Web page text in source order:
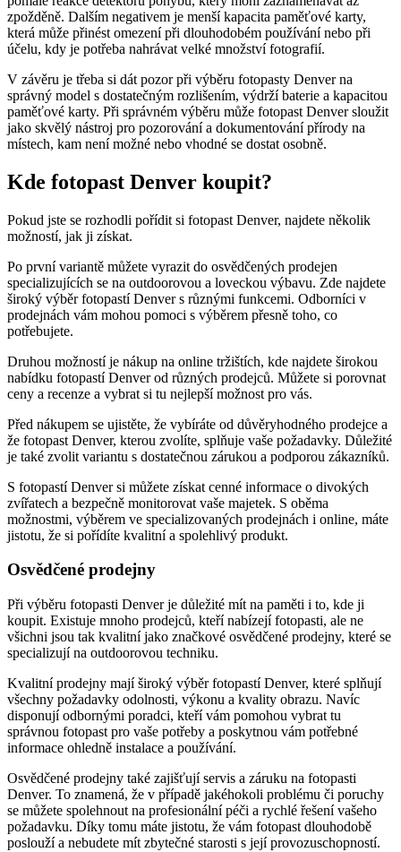
zpožděně. Dalším negativem je menší kapacita paměťové karty,
která může přinést omezení při dlouhodobém používání nebo při
účelu, kdy je potřeba nahrávat velké množství fotografií.
V závěru je třeba si dát pozor při výběru fotopasty Denver na
správný model s dostatečným rozlišením, výdrží baterie a kapacitou
paměťové karty. Při správném výběru může fotopast Denver sloužit
jako skvělý nástroj pro pozorování a dokumentování přírody na
místech, kam není možné nebo vhodné se dostat osobně.
Kde fotopast Denver koupit?
Pokud jste se rozhodli pořídit si fotopast Denver, najdete několik
možností, jak ji získat.
Po první variantě můžete vyrazit do osvědčených prodejen
specializujících se na outdoorovou a loveckou výbavu. Zde najdete
široký výběr fotopastí Denver s různými funkcemi. Odborníci v
prodejnách vám mohou pomoci s výběrem přesně toho, co
potřebujete.
Druhou možností je nákup na online tržištích, kde najdete širokou
nabídku fotopastí Denver od různých prodejců. Můžete si porovnat
ceny a recenze a vybrat si tu nejlepší možnost pro vás.
Před nákupem se ujistěte, že vybíráte od důvěryhodného prodejce a
že fotopast Denver, kterou zvolíte, splňuje vaše požadavky. Důležité
je také zvolit variantu s dostatečnou zárukou a podporou zákazníků.
S fotopastí Denver si můžete získat cenné informace o divokých
zvířatech a bezpečně monitorovat vaše majetek. S oběma
možnostmi, výběrem ve specializovaných prodejnách i online, máte
jistotu, že si pořídíte kvalitní a spolehlivý produkt.
Osvědčené prodejny
Při výběru fotopasti Denver je důležité mít na paměti i to, kde ji
koupit. Existuje mnoho prodejců, kteří nabízejí fotopasti, ale ne
všichni jsou tak kvalitní jako značkové osvědčené prodejny, které se
specializují na outdoorovou techniku.
Kvalitní prodejny mají široký výběr fotopastí Denver, které splňují
všechny požadavky odolnosti, výkonu a kvality obrazu. Navíc
disponují odbornými poradci, kteří vám pomohou vybrat tu
správnou fotopast pro vaše potřeby a poskytnou vám potřebné
informace ohledně instalace a používání.
Osvědčené prodejny také zajišťují servis a záruku na fotopasti
Denver. To znamená, že v případě jakéhokoli problému či poruchy
se můžete spolehnout na profesionální péči a rychlé řešení vašeho
požadavku. Díky tomu máte jistotu, že vám fotopast dlouhodobě
poslouží a nebudete mít zbytečné starosti s její provozuschopností.